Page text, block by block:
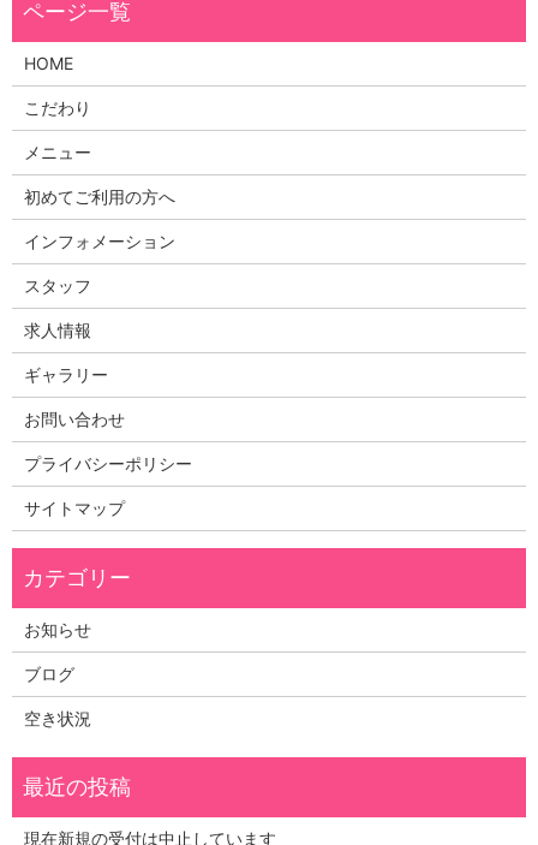
HOME
こだわり
メニュー
初めてご利用の方へ
インフォメーション
スタッフ
求人情報
ギャラリー
お問い合わせ
プライバシーポリシー
サイトマップ
お知らせ
ブログ
空き状況
現在新規の受付は中止しています